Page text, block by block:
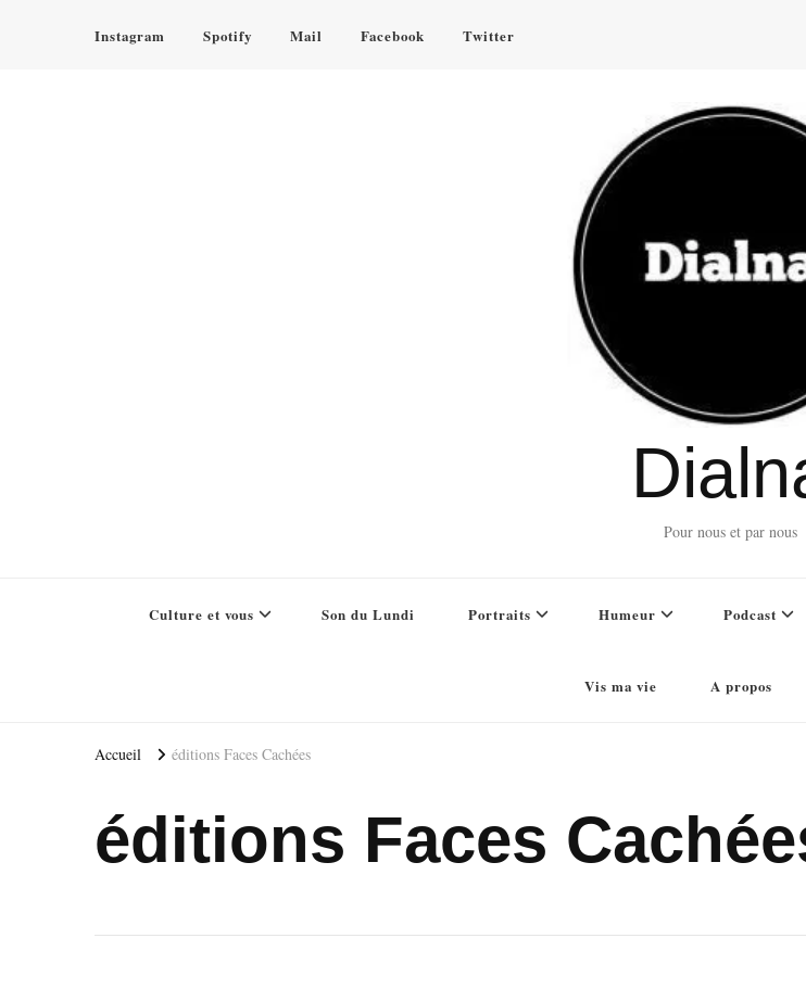
Instagram Spotify Mail Facebook Twitter
Pour nous et par nous
Culture et vous Son du Lundi Portraits Humeur Podcast
Vis ma vie A propos
Accueil éditions Faces Cachées
éditions Faces